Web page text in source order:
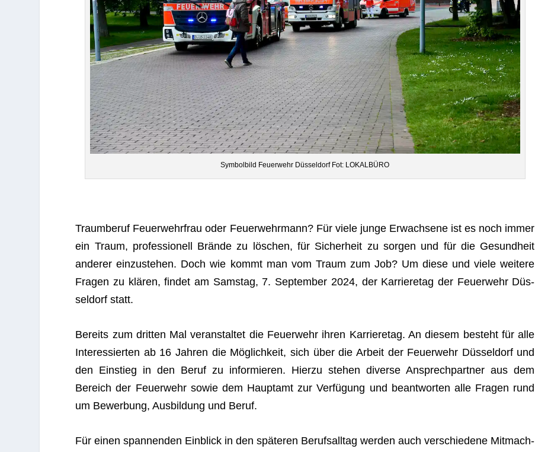
Sym­bol­bild Feu­er­wehr Düs­sel­dorf Fot: LOKALBÜRO
Traum­be­ruf Feu­er­wehr­frau oder Feu­er­wehr­mann? Für viele junge Erwach­sene ist es noch immer
ein Traum, pro­fes­sio­nell Brände zu löschen, für Sicher­heit zu sor­gen und für die Gesund­heit
ande­rer ein­zu­ste­hen. Doch wie kommt man vom Traum zum Job? Um diese und viele wei­tere
Fra­gen zu klä­ren, fin­det am Sams­tag, 7. Sep­tem­ber 2024, der Kar­rie­re­tag der Feu­er­wehr Düs­
sel­dorf statt.
Bereits zum drit­ten Mal ver­an­stal­tet die Feu­er­wehr ihren Kar­rie­re­tag. An die­sem besteht für alle
Inter­es­sier­ten ab 16 Jah­ren die Mög­lich­keit, sich über die Arbeit der Feu­er­wehr Düs­sel­dorf und
den Ein­stieg in den Beruf zu infor­mie­ren. Hierzu ste­hen diverse Ansprech­part­ner aus dem
Bereich der Feu­er­wehr sowie dem Haupt­amt zur Ver­fü­gung und beant­wor­ten alle Fra­gen rund
um Bewer­bung, Aus­bil­dung und Beruf.
Für einen span­nen­den Ein­blick in den spä­te­ren Berufs­all­tag wer­den auch ver­schie­dene Mit­mach-